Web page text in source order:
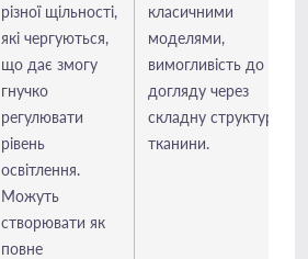
різної щільності,
які чергуються,
що дає змогу
гнучко
регулювати
рівень
освітлення.
Можуть
створювати як
повне
класичними
моделями,
вимогливість до
догляду через
складну структуру
тканини.